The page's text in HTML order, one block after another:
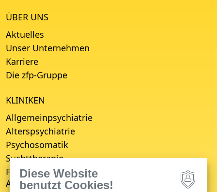
ÜBER UNS
Aktuelles
Unser Unternehmen
Karriere
Die zfp-Gruppe
KLINIKEN
Allgemeinpsychiatrie
Alterspsychiatrie
Psychosomatik
Suchttherapie
Fachbereich für Empfang, Erstberatung,
Aufnahme und Entwicklungsverzögerung (FBE)
Diese Website
benutzt Cookies!